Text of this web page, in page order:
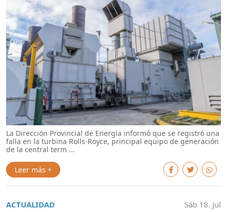
La Dirección Provincial de Energía informó que se registró una
falla en la turbina Rolls-Royce, principal equipo de generación
de la central term ...
Leer más +
ACTUALIDAD
Sáb 18. Jul